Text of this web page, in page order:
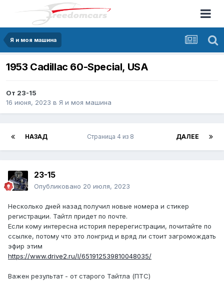
Я и моя машина
1953 Cadillac 60-Special, USA
От 23-15
16 июня, 2023 в Я и моя машина
НАЗАД ДАЛЕЕ
Страница 4 из 8
23-15
Опубликовано 20 июля, 2023
Несколько дней назад получил новые номера и стикер
регистрации. Тайтл придет по почте.
Если кому интересна история перерегистрации, почитайте по
ссылке, потому что это лонгрид и вряд ли стоит загромождать
эфир этим
https://www.drive2.ru/l/651912539810048035/
Важен результат - от старого Тайтла (ПТС)